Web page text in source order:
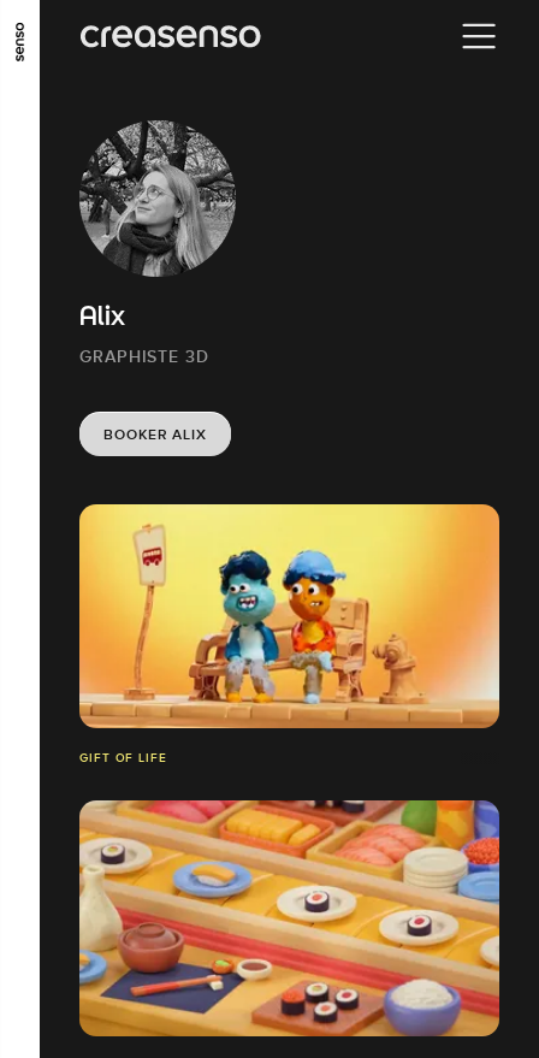
ALLER AU CONTENU PRINCIPAL
ALLER EN BAS DE PAGE
Alix
GRAPHISTE 3D
BOOKER ALIX
GIFT OF LIFE